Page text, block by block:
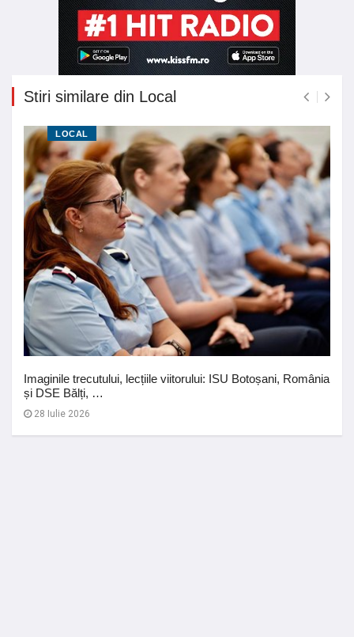
Stiri similare din Local
LOCAL
Imaginile trecutului, lecțiile viitorului: ISU Botoșani, România
și DSE Bălți, …
28 Iulie 2026